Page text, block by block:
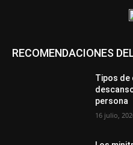
RECOMENDACIONES
Tipos de
persona
16 julio,